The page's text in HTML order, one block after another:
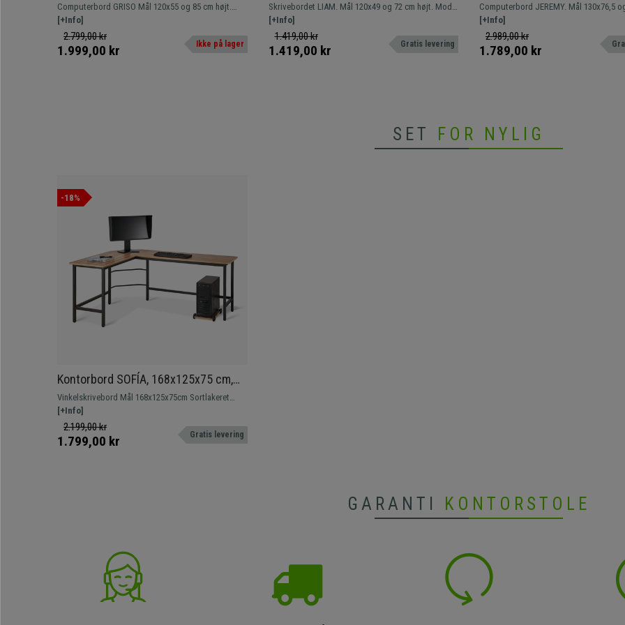
Tastaturholder, Mål 120x55x85 cm, I
Træ, Hvid Farve
Computerbord GRISO Mål 120x55 og 85 cm højt.
Model med bred overflade, tastaturholder og
opbevaringsplads.
[+Info]
2.799,00 kr
1.999,00 kr Ikke på lager
cm, I Træ, Hvid Farve
Skrivebordet LIAM. Mål 120x49 og 72 cm højt. Model
med et enkelt design, der perfekt kombinerer
anvendelig overflade og opbevaringsplads.
[+Info]
1.419,00 kr
1.419,00 kr Gratis levering
cm, Metalstel, Træplade,
Computerbord JEREMY. Mål 130x76,5 og 78 cm højt.
Gamingbord med robust metalstruktur og
træoverflade.
[+Info]
2.989,00 kr
1.789,00 kr
SET FOR NYLIG
-18%
Kontorbord SOFÍA, 168x125x75 cm,
Metalstel I Sort, Træoverflade I Eg
Vinkelskrivebord Mål 168x125x75cm Sortlakeret
metalstel
[+Info]
2.199,00 kr
1.799,00 kr Gratis levering
GARANTI KONTORSTOLE